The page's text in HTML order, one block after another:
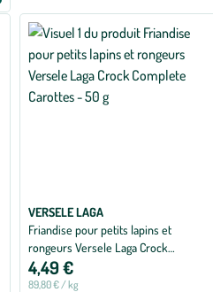
VERSELE LAGA
Friandise pour petits lapins et
rongeurs Versele Laga Crock
Complete Carottes - 50 g
4,49 €
89,80 € / kg